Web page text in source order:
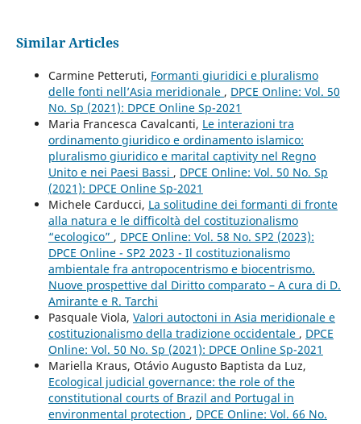
Similar Articles
Carmine Petteruti, Formanti giuridici e pluralismo
delle fonti nell’Asia meridionale , DPCE Online: Vol. 50
No. Sp (2021): DPCE Online Sp-2021
Maria Francesca Cavalcanti, Le interazioni tra
ordinamento giuridico e ordinamento islamico:
pluralismo giuridico e marital captivity nel Regno
Unito e nei Paesi Bassi , DPCE Online: Vol. 50 No. Sp
(2021): DPCE Online Sp-2021
Michele Carducci, La solitudine dei formanti di fronte
alla natura e le difficoltà del costituzionalismo
“ecologico” , DPCE Online: Vol. 58 No. SP2 (2023):
DPCE Online - SP2 2023 - Il costituzionalismo
ambientale fra antropocentrismo e biocentrismo.
Nuove prospettive dal Diritto comparato – A cura di D.
Amirante e R. Tarchi
Pasquale Viola, Valori autoctoni in Asia meridionale e
costituzionalismo della tradizione occidentale , DPCE
Online: Vol. 50 No. Sp (2021): DPCE Online Sp-2021
Mariella Kraus, Otávio Augusto Baptista da Luz,
Ecological judicial governance: the role of the
constitutional courts of Brazil and Portugal in
environmental protection , DPCE Online: Vol. 66 No.